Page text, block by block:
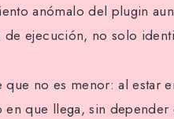
anómalo del plugin
ejecución, no solo
no es menor: al estar
que llega, sin depender